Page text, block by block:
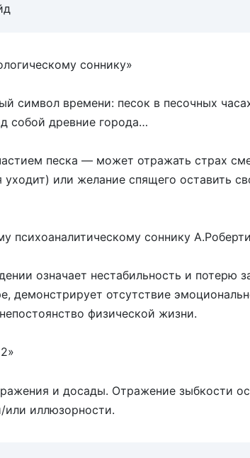
соннику»
символ времени: песок в песочных
собой древние города…
песка — может отражать страх
уходит) или желание спящего оставить
психоаналитическому соннику
означает нестабильность и потерю
демонстрирует отсутствие
физической жизни.
и досады. Отражение зыбкости
или иллюзорности.